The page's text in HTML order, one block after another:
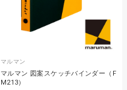
マルマン
マルマン 図案スケッチバインダー（F
M213）